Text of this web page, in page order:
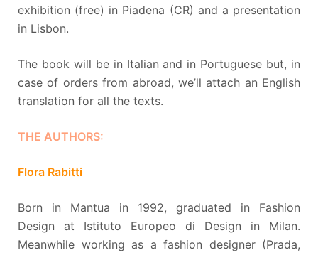
exhibition (free) in Piadena (CR) and a presentation
in Lisbon.
The book will be in Italian and in Portuguese but, in
case of orders from abroad, we’ll attach an English
translation for all the texts.
THE AUTHORS:
Flora Rabitti
Born in Mantua in 1992, graduated in Fashion
Design at Istituto Europeo di Design in Milan.
Meanwhile working as a fashion designer (Prada,